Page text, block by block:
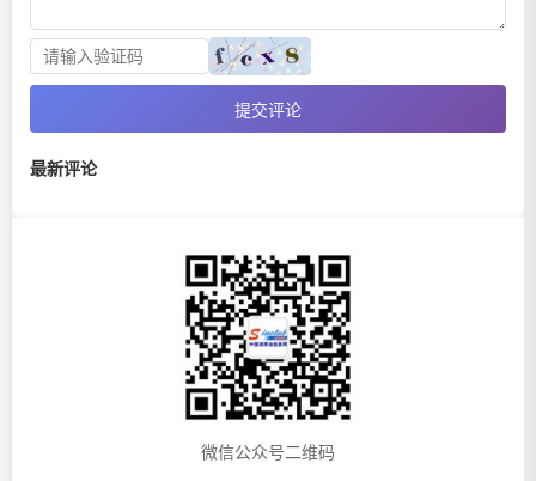
提交评论
最新评论
微信公众号二维码